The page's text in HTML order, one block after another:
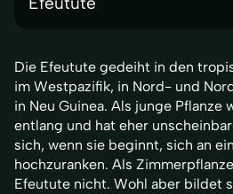
Die Efeutute gedeiht in den
im Westpazifik, in Nord- und
in Neu Guinea. Als junge Pflanze
entlang und hat eher
sich, wenn sie beginnt, sich an
hochzuranken. Als
Efeutute nicht. Wohl aber bildet